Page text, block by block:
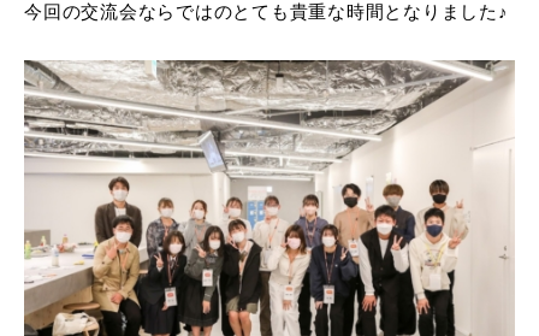
今回の交流会ならではのとても貴重な時間となりました♪